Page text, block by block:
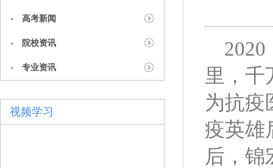
高考新闻
院校资讯
专业资讯
视频学习
2020
里，千
为抗疫
疫英雄
后，锦